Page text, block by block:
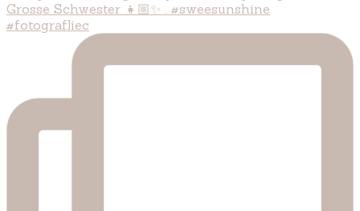
Grosse Schwester 👧🏼✨ . #sweesunshine
#fotografliec